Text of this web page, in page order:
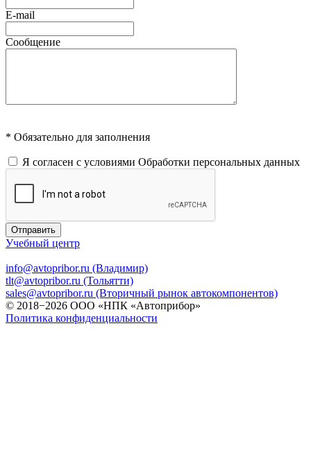
E-mail
Сообщение
* Обязательно для заполнения
Я согласен с условиями Обработки персональных данных
Отправить
Учебный центр
info@avtopribor.ru (Владимир)
tlt@avtopribor.ru (Тольятти)
sales@avtopribor.ru (Вторичный рынок автокомпонентов)
© 2018−2026 ООО «НПК «Автоприбор»
Политика конфиденциальности